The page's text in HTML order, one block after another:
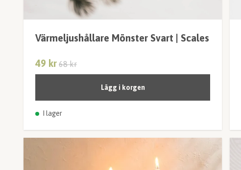
Värmeljushållare Mönster Svart | Scales
49 kr 68 kr
Lägg i korgen
I lager